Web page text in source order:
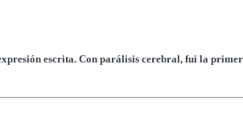
escrita. Con parálisis cerebral, fui la